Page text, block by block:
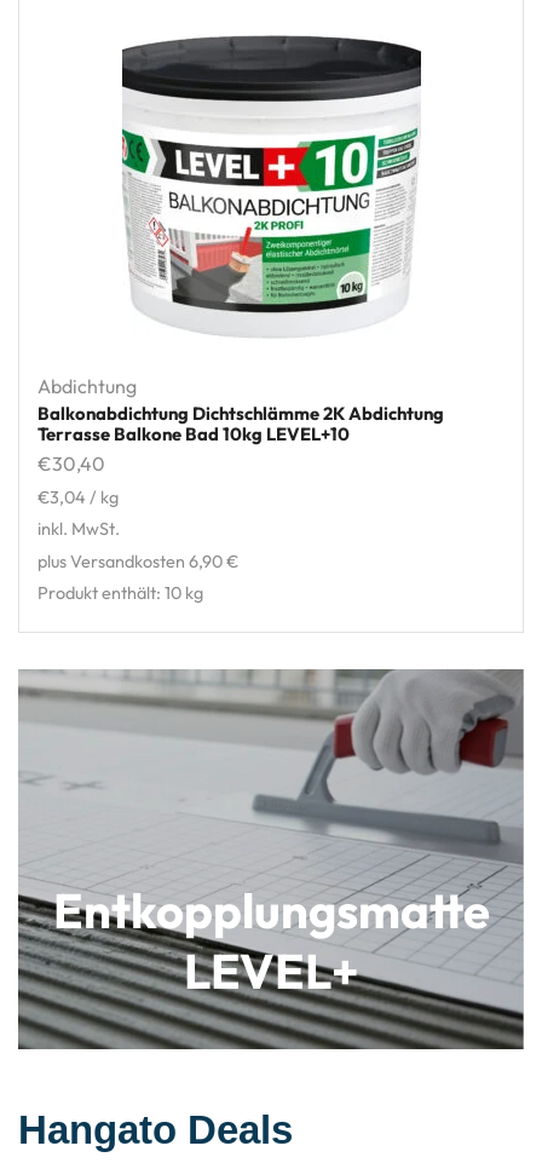
Abdichtung
Balkonabdichtung Dichtschlämme 2K Abdichtung
Terrasse Balkone Bad 10kg LEVEL+10
€30,40
€3,04 / kg
inkl. MwSt.
plus Versandkosten 6,90 €
Produkt enthält: 10 kg
Entkopplungsmatte
LEVEL+
Hangato Deals​